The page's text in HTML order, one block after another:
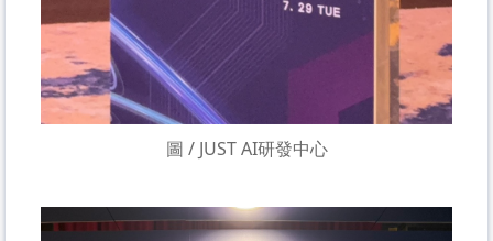
圖 / JUST AI研發中心